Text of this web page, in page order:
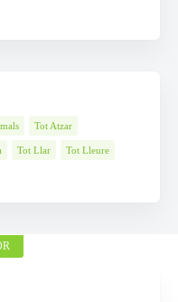
Tot Atzar
Tot Llar Tot Lleure